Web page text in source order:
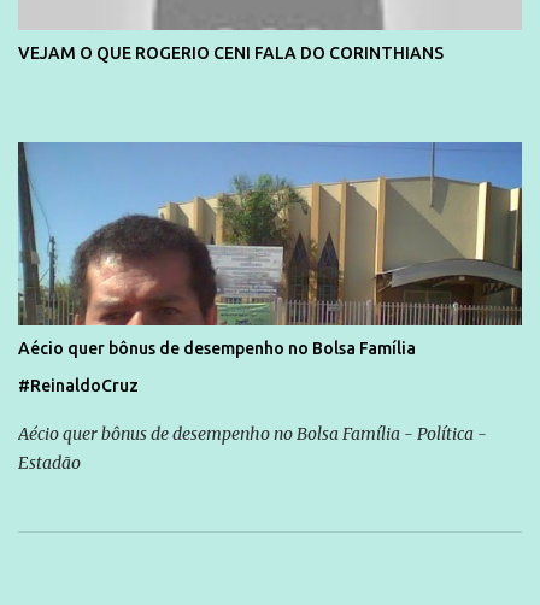
VEJAM O QUE ROGERIO CENI FALA DO CORINTHIANS
Aécio quer bônus de desempenho no Bolsa Família
#ReinaldoCruz
Aécio quer bônus de desempenho no Bolsa Família - Política -
Estadão